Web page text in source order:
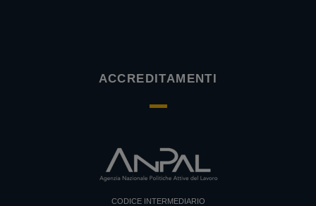
ACCREDITAMENTI
CODICE INTERMEDIARIO